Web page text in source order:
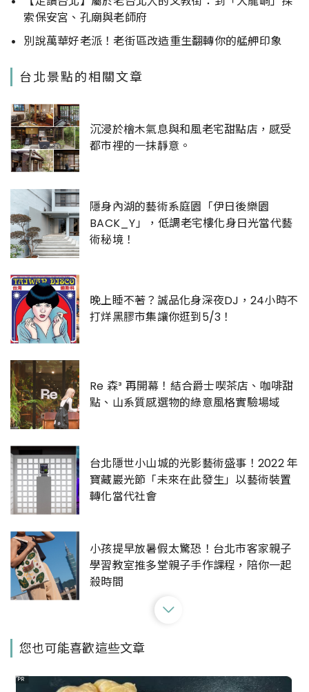
索保安宮、孔廟與老師府
別說萬華好老派！老街區改造重生翻轉你的艋舺印象
台北景點的相關文章
沉浸於檜木氣息與和風老宅甜點店，感受
都市裡的一抹靜意。
隱身內湖的藝術系庭園「伊日後樂園
BACK_Y」，低調老宅樓化身日光當代藝
術秘境！
晚上睡不著？誠品化身深夜DJ，24小時不
打烊黑膠市集讓你逛到5/3！
Re 森³ 再開幕！結合爵士喫茶店、咖啡甜
點、山系質感選物的綠意風格實驗場域
台北隱世小山城的光影藝術盛事！2022 年
寶藏巖光節「未來在此發生」以藝術裝置
轉化當代社會
小孩提早放暑假太驚恐！台北市客家親子
學習教室推多堂親子手作課程，陪你一起
殺時間
店進駐：滿滿怪奇事務所，有無酒精特調
您也可能喜歡這些文章
PR